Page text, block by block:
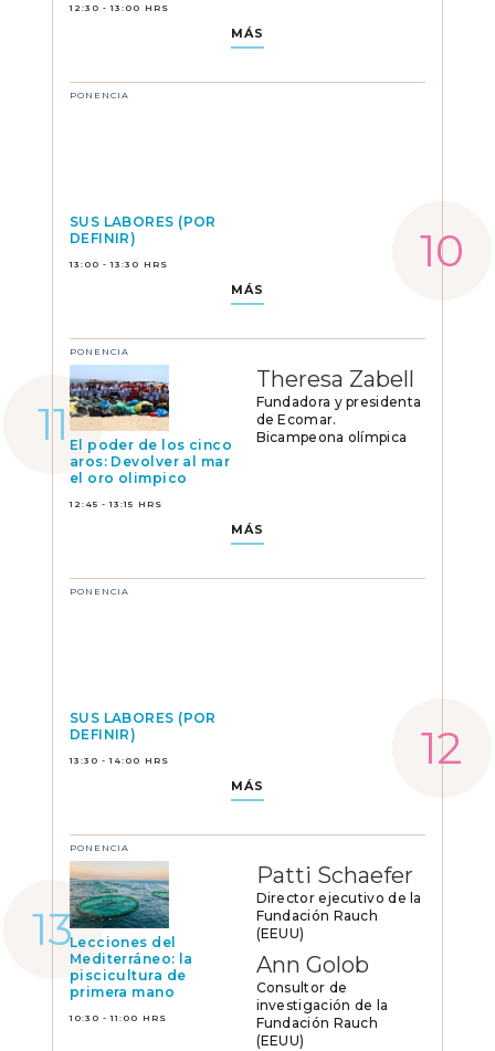
12:30 - 13:00 HRS
MÁS
PONENCIA
SUS LABORES (POR
DEFINIR)
13:00 - 13:30 HRS
MÁS
PONENCIA
El poder de los cinco
aros: Devolver al mar
el oro olimpico
12:45 - 13:15 HRS
Theresa Zabell
Fundadora y presidenta
de Ecomar.
Bicampeona olímpica
MÁS
PONENCIA
SUS LABORES (POR
DEFINIR)
13:30 - 14:00 HRS
MÁS
PONENCIA
Lecciones del
Mediterráneo: la
piscicultura de
primera mano
10:30 - 11:00 HRS
Patti Schaefer
Director ejecutivo de la
Fundación Rauch
(EEUU)
Ann Golob
Consultor de
investigación de la
Fundación Rauch
(EEUU)